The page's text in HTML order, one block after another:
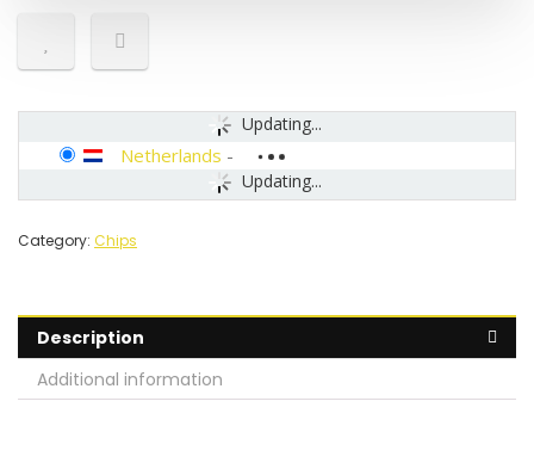
Updating...
Updating...
Netherlands -
Category: Chips
Description
Additional information